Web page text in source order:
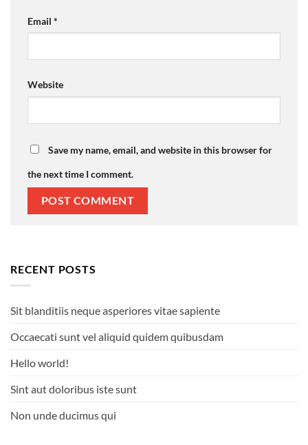
Email *
Website
Save my name, email, and website in this browser for
the next time I comment.
RECENT POSTS
Sit blanditiis neque asperiores vitae sapiente
Occaecati sunt vel aliquid quidem quibusdam
Hello world!
Sint aut doloribus iste sunt
Non unde ducimus qui